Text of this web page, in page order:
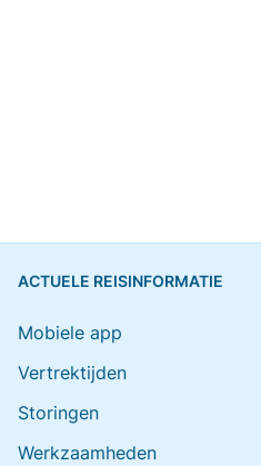
ACTUELE REISINFORMATIE
Mobiele app
Vertrektijden
Storingen
Werkzaamheden